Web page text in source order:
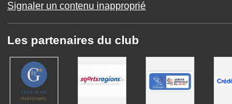
Signaler un contenu inapproprié
Les partenaires du club